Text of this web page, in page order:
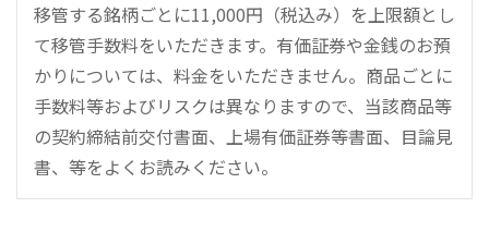
移管する銘柄ごとに11,000円（税込み）を上限額とし
て移管手数料をいただきます。有価証券や金銭のお預
かりについては、料金をいただきません。商品ごとに
手数料等およびリスクは異なりますので、当該商品等
の契約締結前交付書面、上場有価証券等書面、目論見
書、等をよくお読みください。